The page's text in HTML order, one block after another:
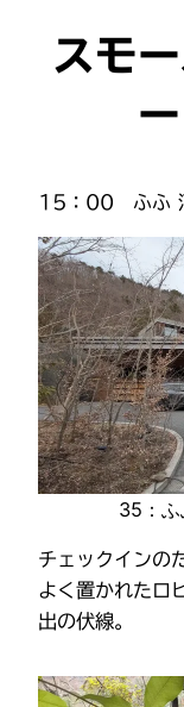
スモ
15：00 ふふ
35：ふ
チェックインの
よく置かれたロ
出の伏線。